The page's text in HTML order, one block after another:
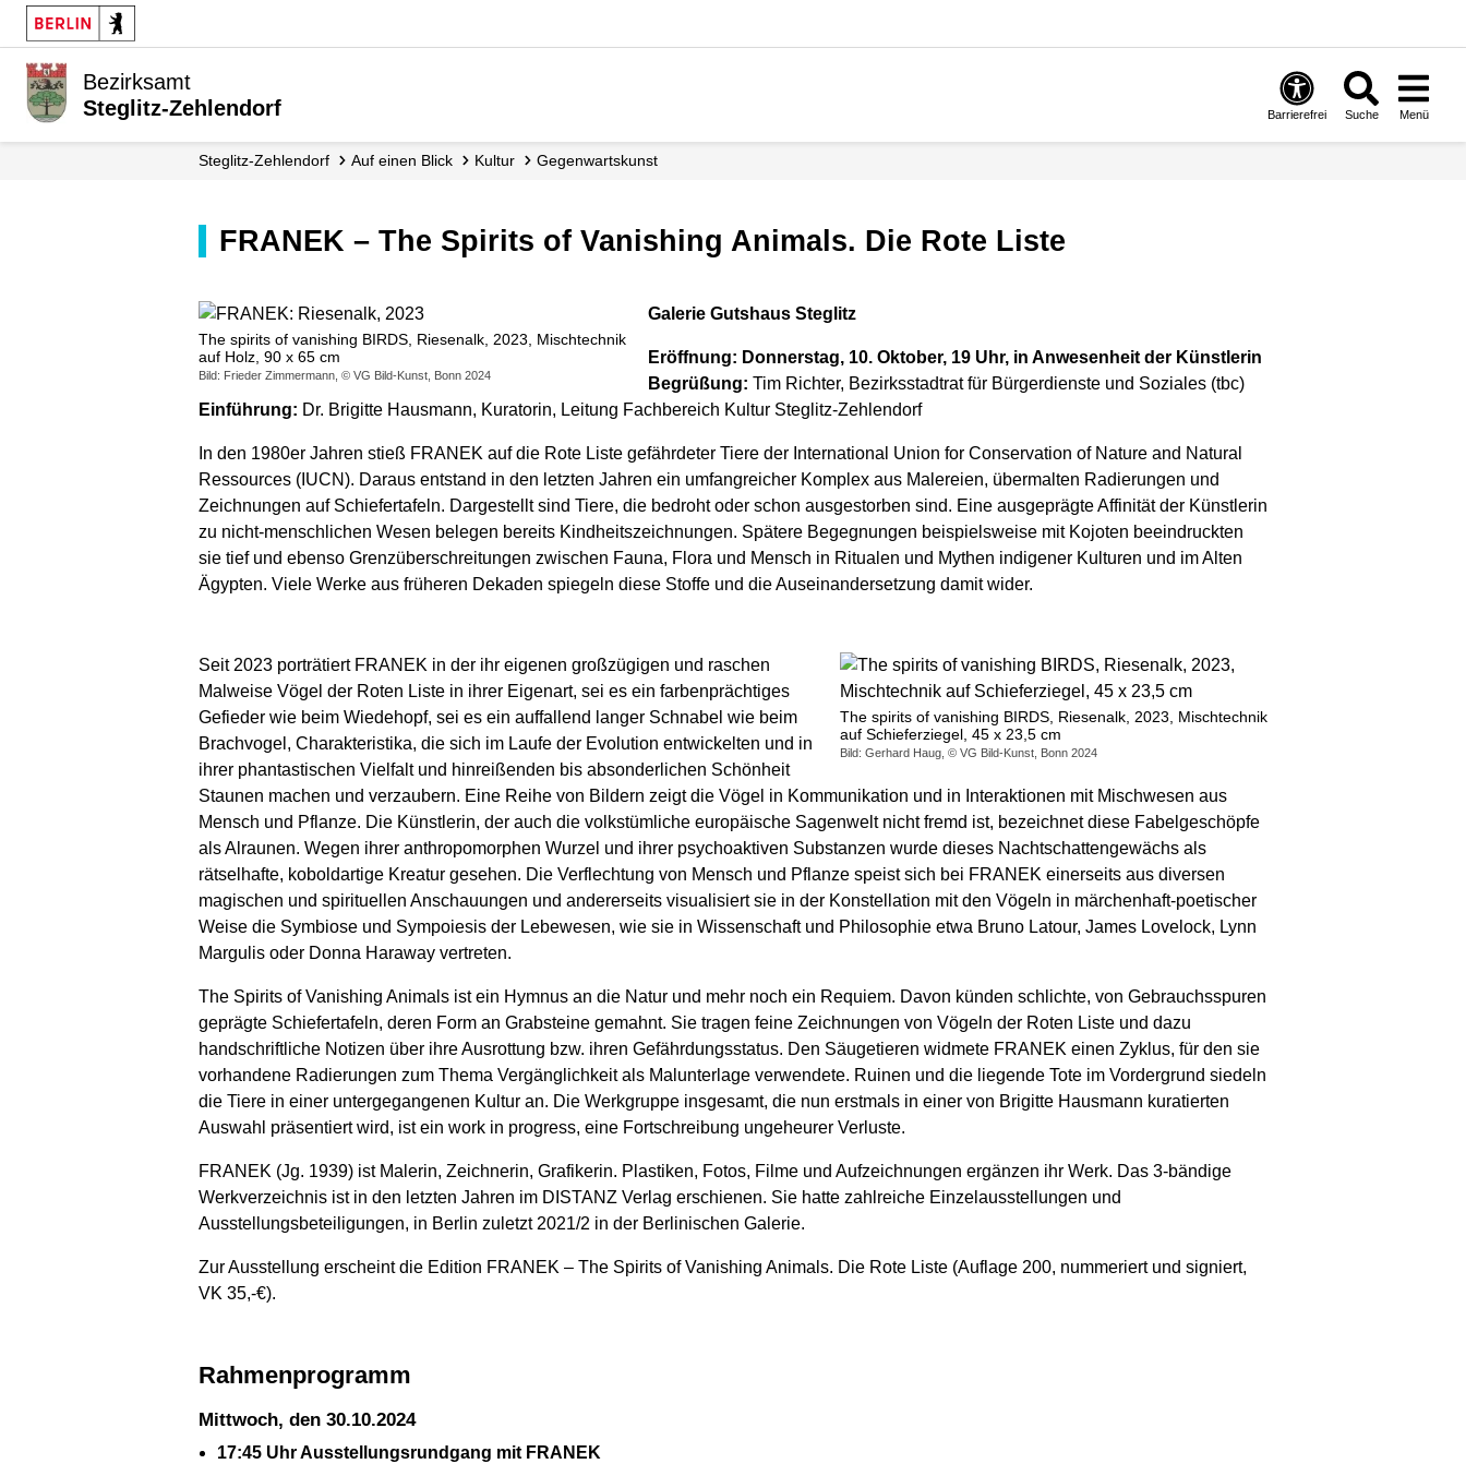
Bezirksamt
Steglitz-Zehlendorf
Barrierefrei Suche Menü
Steglitz-Zehlendorf Auf einen Blick Kultur Gegenwartskunst
FRANEK – The Spirits of Vanishing Animals. Die Rote Liste
The spirits of vanishing BIRDS, Riesenalk, 2023, Mischtechnik
auf Holz, 90 x 65 cm
Bild: Frieder Zimmermann, © VG Bild-Kunst, Bonn 2024
Galerie Gutshaus Steglitz
Eröffnung: Donnerstag, 10. Oktober, 19 Uhr, in Anwesenheit der Künstlerin
Begrüßung: Tim Richter, Bezirksstadtrat für Bürgerdienste und Soziales (tbc)
Einführung: Dr. Brigitte Hausmann, Kuratorin, Leitung Fachbereich Kultur Steglitz-Zehlendorf
In den 1980er Jahren stieß FRANEK auf die Rote Liste gefährdeter Tiere der International Union for Conservation of Nature and Natural
Ressources (IUCN). Daraus entstand in den letzten Jahren ein umfangreicher Komplex aus Malereien, übermalten Radierungen und
Zeichnungen auf Schiefertafeln. Dargestellt sind Tiere, die bedroht oder schon ausgestorben sind. Eine ausgeprägte Affinität der Künstlerin
zu nicht-menschlichen Wesen belegen bereits Kindheitszeichnungen. Spätere Begegnungen beispielsweise mit Kojoten beeindruckten
sie tief und ebenso Grenzüberschreitungen zwischen Fauna, Flora und Mensch in Ritualen und Mythen indigener Kulturen und im Alten
Ägypten. Viele Werke aus früheren Dekaden spiegeln diese Stoffe und die Auseinandersetzung damit wider.
The spirits of vanishing BIRDS, Riesenalk, 2023, Mischtechnik
auf Schieferziegel, 45 x 23,5 cm
Bild: Gerhard Haug, © VG Bild-Kunst, Bonn 2024
Seit 2023 porträtiert FRANEK in der ihr eigenen großzügigen und raschen
Malweise Vögel der Roten Liste in ihrer Eigenart, sei es ein farbenprächtiges
Gefieder wie beim Wiedehopf, sei es ein auffallend langer Schnabel wie beim
Brachvogel, Charakteristika, die sich im Laufe der Evolution entwickelten und in
ihrer phantastischen Vielfalt und hinreißenden bis absonderlichen Schönheit
Staunen machen und verzaubern. Eine Reihe von Bildern zeigt die Vögel in Kommunikation und in Interaktionen mit Mischwesen aus
Mensch und Pflanze. Die Künstlerin, der auch die volkstümliche europäische Sagenwelt nicht fremd ist, bezeichnet diese Fabelgeschöpfe
als Alraunen. Wegen ihrer anthropomorphen Wurzel und ihrer psychoaktiven Substanzen wurde dieses Nachtschattengewächs als
rätselhafte, koboldartige Kreatur gesehen. Die Verflechtung von Mensch und Pflanze speist sich bei FRANEK einerseits aus diversen
magischen und spirituellen Anschauungen und andererseits visualisiert sie in der Konstellation mit den Vögeln in märchenhaft-poetischer
Weise die Symbiose und Sympoiesis der Lebewesen, wie sie in Wissenschaft und Philosophie etwa Bruno Latour, James Lovelock, Lynn
Margulis oder Donna Haraway vertreten.
The Spirits of Vanishing Animals ist ein Hymnus an die Natur und mehr noch ein Requiem. Davon künden schlichte, von Gebrauchsspuren
geprägte Schiefertafeln, deren Form an Grabsteine gemahnt. Sie tragen feine Zeichnungen von Vögeln der Roten Liste und dazu
handschriftliche Notizen über ihre Ausrottung bzw. ihren Gefährdungsstatus. Den Säugetieren widmete FRANEK einen Zyklus, für den sie
vorhandene Radierungen zum Thema Vergänglichkeit als Malunterlage verwendete. Ruinen und die liegende Tote im Vordergrund siedeln
die Tiere in einer untergegangenen Kultur an. Die Werkgruppe insgesamt, die nun erstmals in einer von Brigitte Hausmann kuratierten
Auswahl präsentiert wird, ist ein work in progress, eine Fortschreibung ungeheurer Verluste.
FRANEK (Jg. 1939) ist Malerin, Zeichnerin, Grafikerin. Plastiken, Fotos, Filme und Aufzeichnungen ergänzen ihr Werk. Das 3-bändige
Werkverzeichnis ist in den letzten Jahren im DISTANZ Verlag erschienen. Sie hatte zahlreiche Einzelausstellungen und
Ausstellungsbeteiligungen, in Berlin zuletzt 2021/2 in der Berlinischen Galerie.
Zur Ausstellung erscheint die Edition FRANEK – The Spirits of Vanishing Animals. Die Rote Liste (Auflage 200, nummeriert und signiert,
VK 35,-€).
Rahmenprogramm
Mittwoch, den 30.10.2024
17:45 Uhr Ausstellungsrundgang mit FRANEK